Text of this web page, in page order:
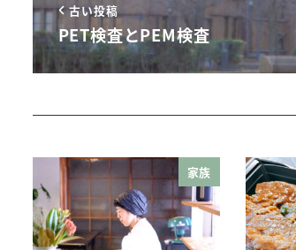
古い投稿
PET検査とPEM検査
家族